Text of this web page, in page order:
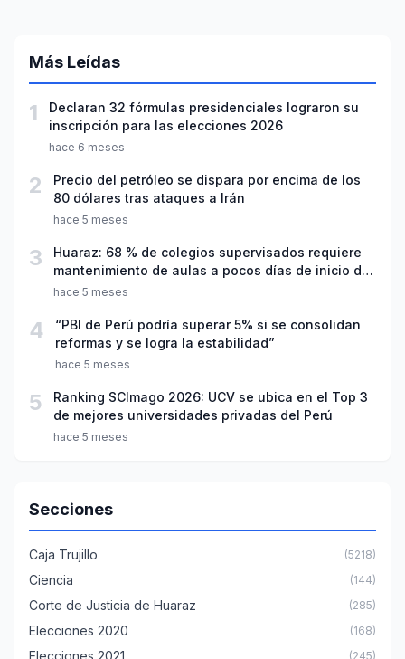
Más Leídas
1
Declaran 32 fórmulas presidenciales lograron su
inscripción para las elecciones 2026
hace 6 meses
2
Precio del petróleo se dispara por encima de los
80 dólares tras ataques a Irán
hace 5 meses
3
Huaraz: 68 % de colegios supervisados requiere
mantenimiento de aulas a pocos días de inicio del
año escolar 2026
hace 5 meses
4
“PBI de Perú podría superar 5% si se consolidan
reformas y se logra la estabilidad”
hace 5 meses
5
Ranking SCImago 2026: UCV se ubica en el Top 3
de mejores universidades privadas del Perú
hace 5 meses
Secciones
Caja Trujillo (5218)
Ciencia (144)
Corte de Justicia de Huaraz (285)
Elecciones 2020 (168)
(245)